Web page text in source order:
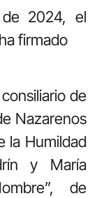
2024, el
firmado
de
Nazarenos
la Humildad
y María
de